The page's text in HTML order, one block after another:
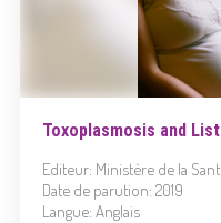
Toxoplasmosis and
Editeur: Ministère de la
Date de parution: 2019
Langue: Anglais